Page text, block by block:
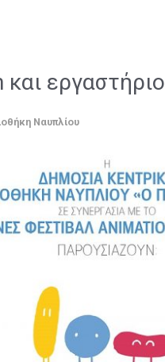
εργαστήριο
Ναυπλίου